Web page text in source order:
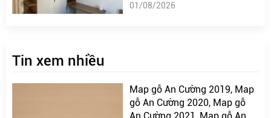
01/08/2026
Tin xem nhiều
Map gỗ An Cường 2019, Map
gỗ An Cường 2020, Map gỗ